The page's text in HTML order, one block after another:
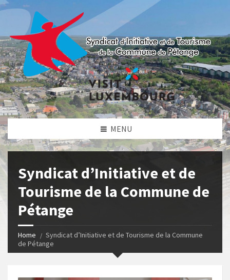
MENU
Syndicat d’Initiative et de
Tourisme de la Commune de
Pétange
Home
Syndicat d’Initiative et de Tourisme de la Commune
de Pétange